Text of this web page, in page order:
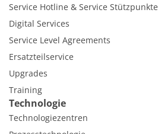
Service Hotline & Service Stützpunkte
Digital Services
Service Level Agreements
Ersatzteilservice
Upgrades
Training
Technologie
Technologiezentren